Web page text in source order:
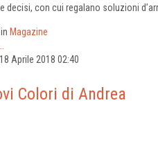
decisi, con cui regalano soluzioni
Magazine
Aprile 2018 02:40
Colori di Andrea